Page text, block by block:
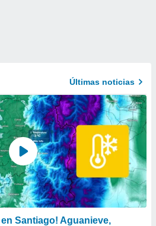
Últimas noticias
Santiago! Aguanieve,